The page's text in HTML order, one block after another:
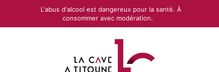
L'abus d'alcool est dangereux pour la santé. À
consommer avec modération.